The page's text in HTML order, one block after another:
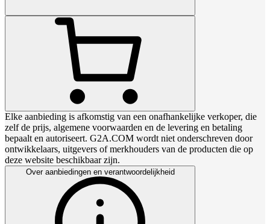
Elke aanbieding is afkomstig van een onafhankelijke verkoper, die
zelf de prijs, algemene voorwaarden en de levering en betaling
bepaalt en autoriseert. G2A.COM wordt niet onderschreven door
ontwikkelaars, uitgevers of merkhouders van de producten die op
deze website beschikbaar zijn.
Over aanbiedingen en verantwoordelijkheid